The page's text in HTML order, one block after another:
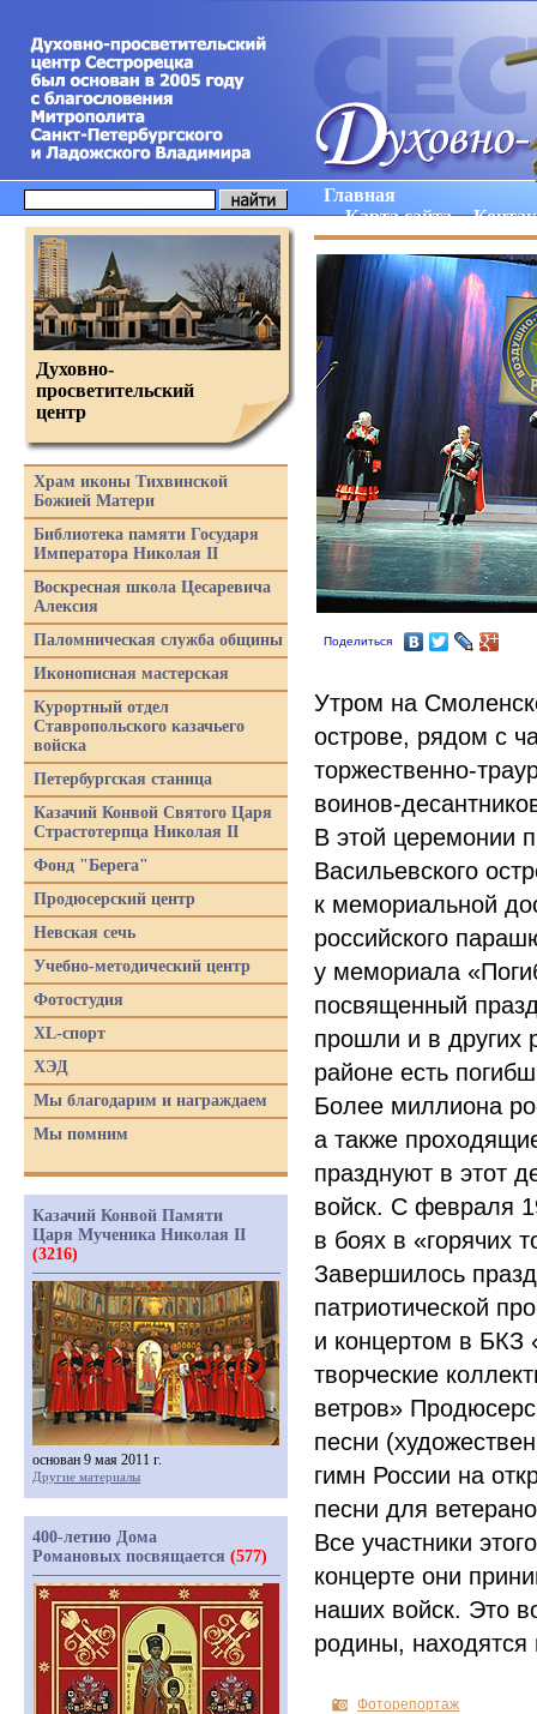
Главная
Карта сайта
Поделиться
Утром на
острове, рядом с
торжественно-
воинов-
В этой церемонии
Васильевского
к мемориальной
российского
у мемориала «
посвященный
прошли и в других
районе есть
Более миллиона
а также
празднуют в этот
войск. С февраля
в боях в «горячих
Завершилось
патриотической
и концертом в БКЗ
творческие
ветров»
песни (
гимн России на
песни для
Все участники
концерте они
наших войск. Это
родины, находятся
Фоторепортаж
Духовно-
просветительский
центр
Храм иконы Тихвинской
Божией Матери
Библиотека памяти Государя
Императора Николая II
Воскресная школа Цесаревича
Алексия
Паломническая служба общины
Иконописная мастерская
Курортный отдел
Ставропольского казачьего
войска
Петербургская станица
Казачий Конвой Святого Царя
Страстотерпца Николая II
Фонд "Берега"
Продюсерский центр
Невская сечь
Учебно-методический центр
Фотостудия
XL-спорт
ХЭД
Мы благодарим и награждаем
Мы помним
Казачий Конвой Памяти
Царя Мученика Николая II
(3216)
основан 9 мая 2011 г.
Другие материалы
400-летию Дома
Романовых посвящается (577)